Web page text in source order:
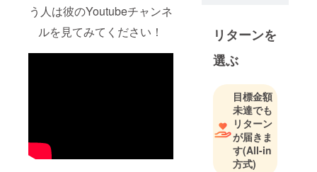
う人は彼のYoutubeチャンネ
ルを見てみてください！
リターンを
選ぶ
目標金額
未達でも
リターン
が届きま
す(All-in
方式)